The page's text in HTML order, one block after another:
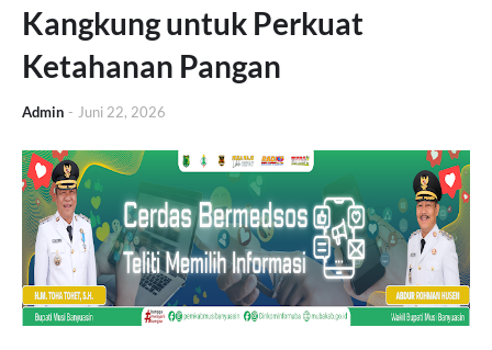
Kangkung untuk Perkuat
Ketahanan Pangan
Admin - Juni 22, 2026